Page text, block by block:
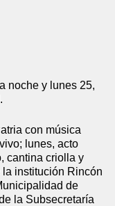
noche y lunes 25,
con música
lunes, acto
cantina criolla y
institución Rincón
de
la Subsecretaría